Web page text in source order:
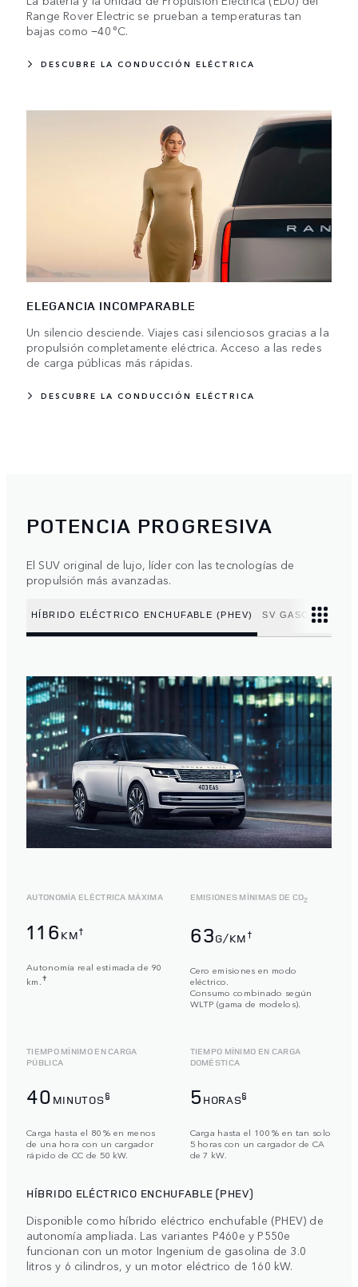
Range Rover Electric se prueban a temperaturas tan
bajas como −40 °C.
DESCUBRE LA CONDUCCIÓN ELÉCTRICA
ELEGANCIA INCOMPARABLE
Un silencio desciende. Viajes casi silenciosos gracias a la
propulsión completamente eléctrica. Acceso a las redes
de carga públicas más rápidas.
DESCUBRE LA CONDUCCIÓN ELÉCTRICA
POTENCIA PROGRESIVA
El SUV original de lujo, líder con las tecnologías de
propulsión más avanzadas.
HÍBRIDO ELÉCTRICO ENCHUFABLE (PHEV) SV GASOLINA V8
AUTONOMÍA ELÉCTRICA MÁXIMA
116 KM†
Autonomía real estimada de 90
km. ✝
EMISIONES MÍNIMAS DE CO2
63G/KM †
Cero emisiones en modo
eléctrico.
Consumo combinado según
WLTP (gama de modelos).
TIEMPO MÍNIMO EN CARGA
PÚBLICA
40 MINUTOS§
Carga hasta el 80 % en menos
de una hora con un cargador
rápido de CC de 50 kW.
TIEMPO MÍNIMO EN CARGA
DOMÉSTICA
5 HORAS§
Carga hasta el 100 % en tan solo
5 horas con un cargador de CA
de 7 kW.
HÍBRIDO ELÉCTRICO ENCHUFABLE (PHEV)
Disponible como híbrido eléctrico enchufable (PHEV) de
autonomía ampliada. Las variantes P460e y P550e
funcionan con un motor Ingenium de gasolina de 3.0
litros y 6 cilindros, y un motor eléctrico de 160 kW.